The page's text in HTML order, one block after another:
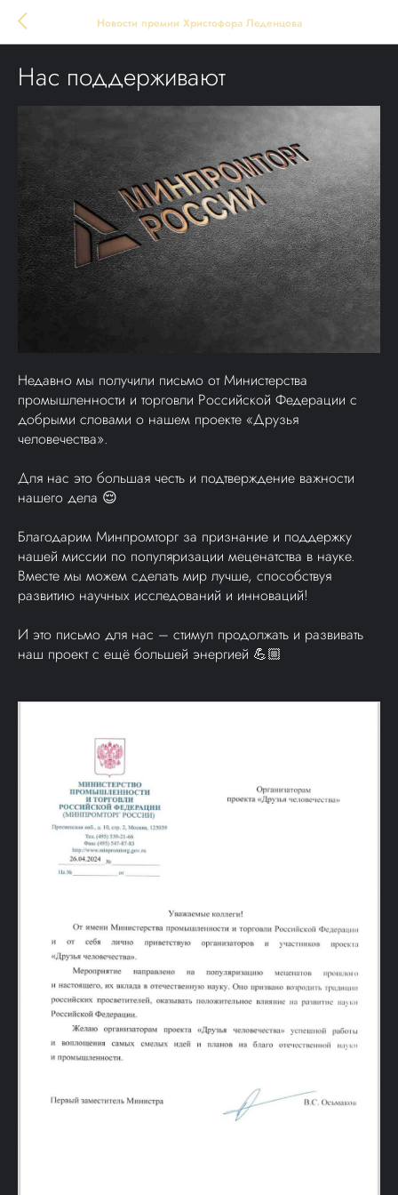
Новости премии Христофора Леденцова
Нас поддерживают
Недавно мы получили письмо от Министерства
промышленности и торговли Российской Федерации с
добрыми словами о нашем проекте «Друзья
человечества».
Для нас это большая честь и подтверждение важности
нашего дела 😌
Благодарим Минпромторг за признание и поддержку
нашей миссии по популяризации меценатства в науке.
Вместе мы можем сделать мир лучше, способствуя
развитию научных исследований и инноваций!
И это письмо для нас – стимул продолжать и развивать
наш проект с ещё большей энергией 💪🏼